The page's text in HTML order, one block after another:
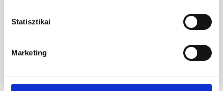
Statisztikai
Marketing